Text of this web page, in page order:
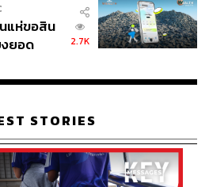
Opinion
(Fed)
ราคาทองคำ
ทองคำ
แห่ขอสิน
งยอด
2.7K
STORIES